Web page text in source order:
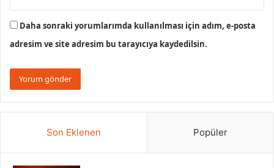
Daha sonraki yorumlarımda kullanılması için adım, e-posta
adresim ve site adresim bu tarayıcıya kaydedilsin.
Son Eklenen Popüler